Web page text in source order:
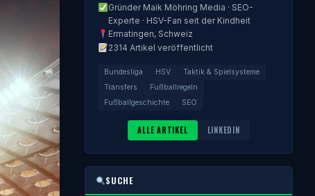
Gründer Maik Möhring Media · SEO-
Experte · HSV-Fan seit der Kindheit
Ermatingen, Schweiz
2314 Artikel veröffentlicht
Bundesliga HSV
Taktik & Spielsysteme
Transfers
Fußballregeln
Fußballgeschichte
SEO
ALLE ARTIKEL LINKEDIN
SUCHE